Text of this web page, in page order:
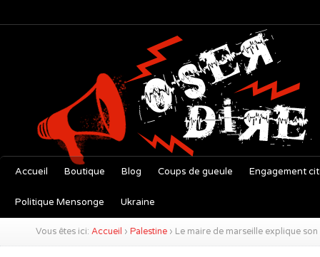
Accueil Boutique Blog Coups de gueule Engagement
Politique Mensonge Ukraine
Vous êtes ici: Accueil › Palestine › Le maire de marseille explique